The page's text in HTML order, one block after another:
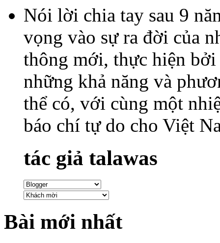
Nói lời chia tay sau 9
vọng vào sự ra đời của
thông mới, thực hiện
những khả năng và
thể có, với cùng một
báo chí tự do cho Việt
tác giả talawas
Bài mới nhất